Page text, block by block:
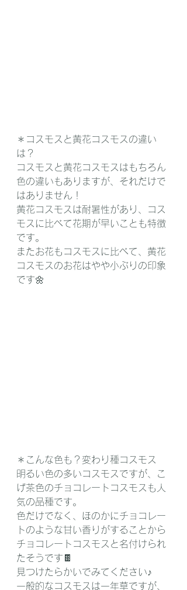
＊コスモスと黄花コスモスの違い
は？
コスモスと黄花コスモスはもちろん
色の違いもありますが、それだけで
はありません！
黄花コスモスは耐暑性があり、コス
モスに比べて花期が早いことも特徴
です。
またお花もコスモスに比べて、黄花
コスモスのお花はやや小ぶりの印象
です🌼
＊こんな色も？変わり種コスモス
明るい色の多いコスモスですが、こ
げ茶色のチョコレートコスモスも人
気の品種です。
色だけでなく、ほのかにチョコレー
トのような甘い香りがすることから
チョコレートコスモスと名付けられ
たそうです🍫
見つけたらかいでみてください♪
一般的なコスモスは一年草ですが、